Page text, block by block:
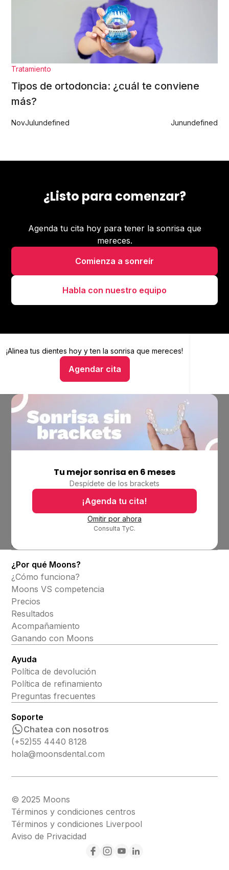
Tratamiento
Tipos de ortodoncia: ¿cuál te conviene
más?
NovJulundefined Junundefined
¿Listo para comenzar?
Agenda tu cita hoy para tener la sonrisa que
mereces.
Comienza a sonreír
Habla con nuestro equipo
¡Alinea tus dientes hoy yten la sonrisa que mereces!
Agendar cita
Alinea tus dientes hoy y ten la sonrisa que mereces
Hablar con un asesor
Tu mejor sonrisa en 6 meses
Despídete de los brackets
¡Agenda tu cita!
Omitir por ahora
Consulta TyC.
Alineadores invisibles
¿Por qué Moons?
¿Cómo funciona?
Moons VS competencia
Precios
Resultados
Acompañamiento
Ganando con Moons
Ayuda
Política de devolución
Política de refinamiento
Preguntas frecuentes
Soporte
Chatea con nosotros
(+52)55 4440 8128
hola@moonsdental.com
© 2025 Moons
Términos y condiciones centros
Términos y condiciones Liverpool
Aviso de Privacidad